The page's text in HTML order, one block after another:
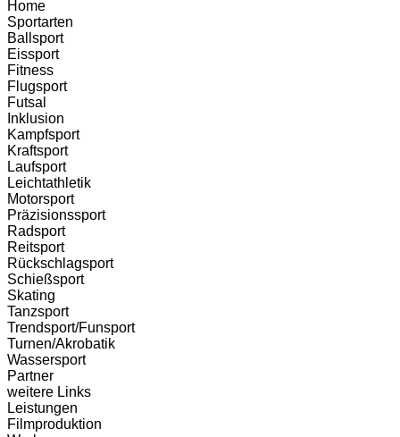
Home
Sportarten
Ballsport
Eissport
Fitness
Flugsport
Futsal
Inklusion
Kampfsport
Kraftsport
Laufsport
Leichtathletik
Motorsport
Präzisionssport
Radsport
Reitsport
Rückschlagsport
Schießsport
Skating
Tanzsport
Trendsport/Funsport
Turnen/Akrobatik
Wassersport
Partner
weitere Links
Leistungen
Filmproduktion